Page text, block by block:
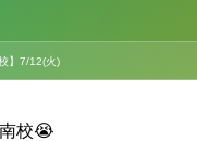
】7/12(火)
校😭